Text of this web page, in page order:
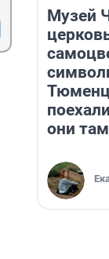
Музей
они